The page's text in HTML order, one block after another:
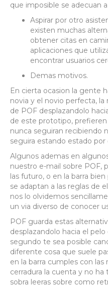
que imposible se adecuan
Aspirar por otro
existen muchas
obtener citas en
aplicaciones que
encontrar usuarios
Demas motivos.
En cierta ocasion la gente
novia y el novio perfecta,
de POF desplazandolo
de este prototipo, prefieren
nunca seguiran recibiendo
seguira estando estado por
Algunos ademas en
nuestro e-mail sobre POF,
las futuro, o en la barra
se adaptan a las reglas de
nos lo olvidemos
un vi­a diverso de conocer
POF guarda estas
desplazandolo hacia el
segundo te sea posible
diferente cosa que suele
en la barra cumples con
cerradura la cuenta y no ha
sobra leeras sobre como